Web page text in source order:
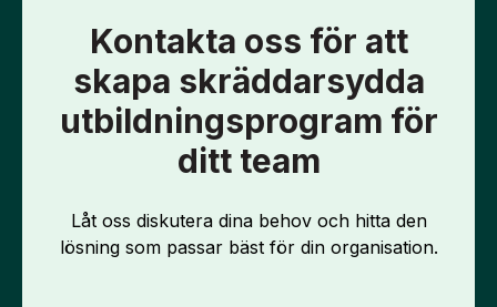
Kontakta oss för att
skapa skräddarsydda
utbildningsprogram för
ditt team
Låt oss diskutera dina behov och hitta den
lösning som passar bäst för din organisation.